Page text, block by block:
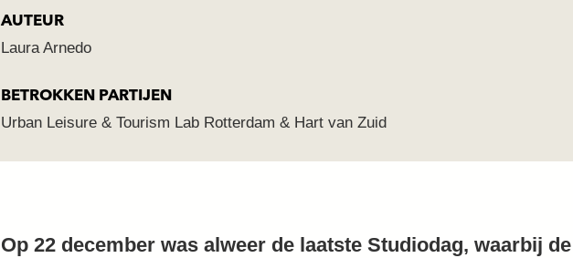
AUTEUR
Laura Arnedo
BETROKKEN PARTIJEN
Urban Leisure & Tourism Lab Rotterdam & Hart van Zuid
Op 22 december was alweer de laatste Studiodag, waarbij